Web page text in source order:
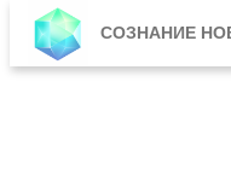
СОЗНАНИЕ